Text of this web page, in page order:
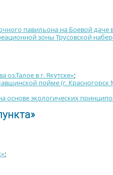
павильона на Боевой даче в
зоны Трусовской
в г. Якутске»;
пойме (г. Красногорск
основе экологических
;